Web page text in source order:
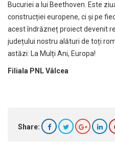
Bucuriei a lui Beethoven. Este
construcției europene, ci și pe
acest îndrăzneț proiect devenit
județului nostru alături de toți
astăzi: La Mulți Ani, Europa!
Filiala PNL Vâlcea
Share: